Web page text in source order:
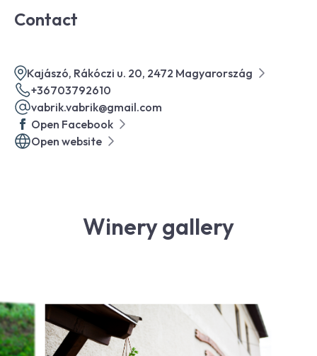
Contact
Kajászó, Rákóczi u. 20, 2472 Magyarország
+36703792610
vabrik.vabrik@gmail.com
Open Facebook
Open website
Winery gallery